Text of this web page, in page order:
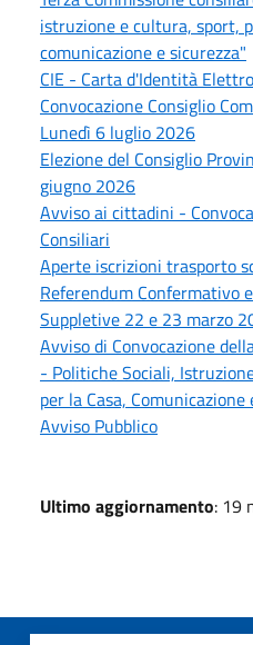
istruzione e cultura, sport,
comunicazione e sicurezza"
CIE - Carta d'Identità
Convocazione Consiglio
Lunedì 6 luglio 2026
Elezione del Consiglio
giugno 2026
Avviso ai cittadini -
Consiliari
Aperte iscrizioni trasporto
Referendum Confermativo
Suppletive 22 e 23 marzo
Avviso di Convocazione
- Politiche Sociali,
per la Casa, Comunicazione
Avviso Pubblico
Ultimo aggiornamento: 19